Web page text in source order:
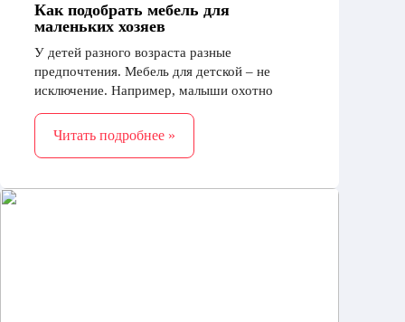
Как подобрать мебель для
маленьких хозяев
У детей разного возраста разные
предпочтения. Мебель для детской – не
исключение. Например, малыши охотно
будут возиться с игровой мебелью:
перешагивать через полочки, выдвигать
Читать подробнее »